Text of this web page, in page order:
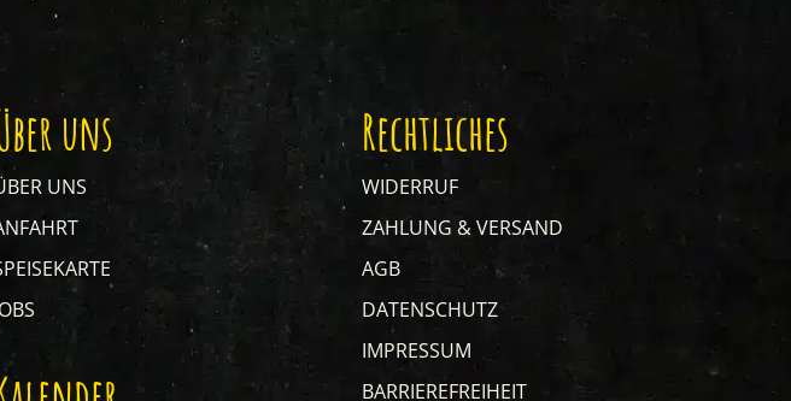
uns
UNS
Rechtliches
WIDERRUF
ZAHLUNG & VERSAND
AGB
DATENSCHUTZ
IMPRESSUM
BARRIEREFREIHEIT